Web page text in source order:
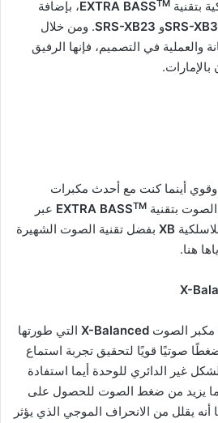
بتقنية
EXTRA BASSTM
، بإضافة
و
. ومن خلال
والعملية في التصميم، فإنها الرفيق
أينما كنت مع أحدث مكبرات
بتقنية
EXTRA BASSTM
عبر
XB بفضل تقنية الصوت الشهيرة
هنا.
X-
الصوت X-Balanced التي طورتها
صوتيًا قويًا لتحقيق تجربة استماع
غير الدائري للوحدة أيما استفادة
يزيد من ضغط الصوت للحصول على
أنه يقلل من الانحراف الموجي الذي يؤثر